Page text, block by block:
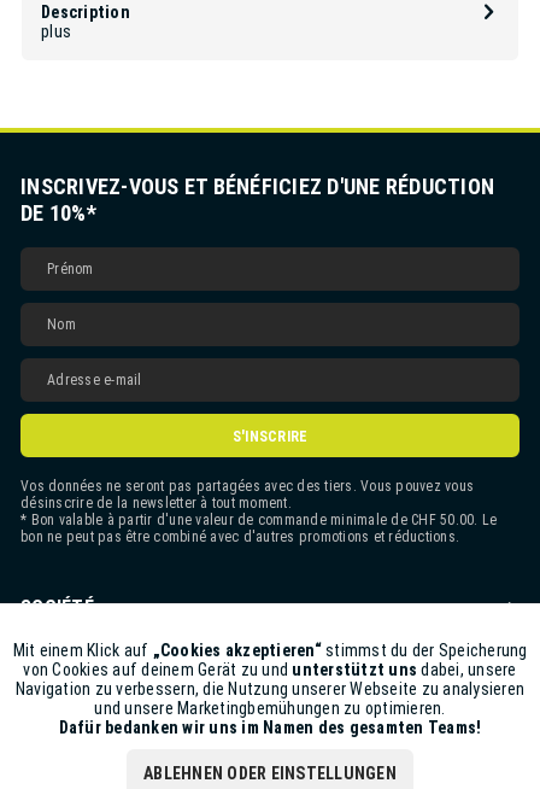
Description
plus
INSCRIVEZ-VOUS ET BÉNÉFICIEZ D'UNE RÉDUCTION
DE 10%*
S'INSCRIRE
Vos données ne seront pas partagées avec des tiers. Vous pouvez vous
désinscrire de la newsletter à tout moment.
* Bon valable à partir d'une valeur de commande minimale de CHF 50.00. Le
bon ne peut pas être combiné avec d'autres promotions et réductions.
SOCIÉTÉ
CONTACT
ASSISTANCE BOUTIQUE
INFORMATIONS
Funktionale Aktiv
Marketing Inaktiv
Mit einem Klick auf „Cookies akzeptieren“stimmst du der Speicherung
von Cookies auf deinem Gerät zu und unterstützt uns dabei, unsere
Navigation zu verbessern, die Nutzung unserer Webseite zu analysieren
und unsere Marketingbemühungen zu optimieren.
Dafür bedanken wir uns im Namen des gesamten Teams!
ABLEHNEN ODER EINSTELLUNGEN